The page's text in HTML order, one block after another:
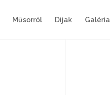
Műsorról Díjak Galéria